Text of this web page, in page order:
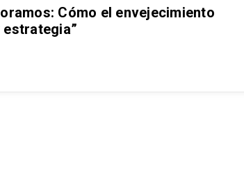
Cómo el envejecimiento